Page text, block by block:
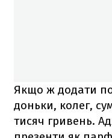
Якщо ж додати
доньки, колег,
тисяч гривень.